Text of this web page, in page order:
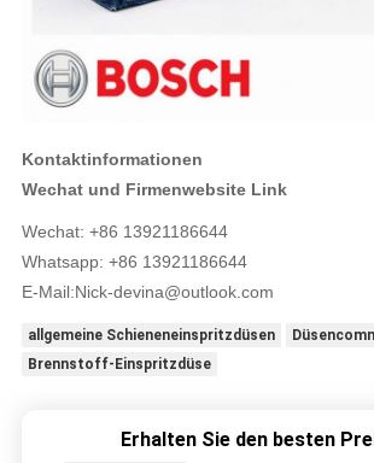
Kontaktinformationen
Wechat und Firmenwebsite Link
Wechat: +86 13921186644
Whatsapp: +86 13921186644
E-Mail:Nick-devina@outlook.com
allgemeine Schieneneinspritzdüsen
Brennstoff-Einspritzdüse
Erhalten Sie den besten